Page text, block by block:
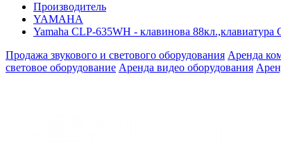
Производитель
YAMAHA
Yamaha CLP-635WH - клавинова
Продажа звукового и светового оборудования Аренда
световое оборудование Аренда видео оборудования